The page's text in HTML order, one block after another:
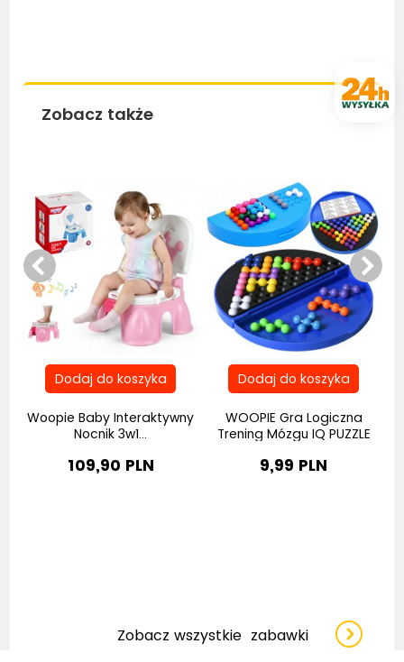
Zobacz także
Woopie Baby Interaktywny
Nocnik 3w1...
109,90 PLN
WOOPIE Gra Logiczna
Trening Mózgu IQ PUZZLE
9,99 PLN
Zobacz wszystkie zabawki